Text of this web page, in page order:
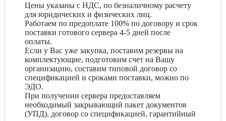
Цены указаны с НДС, по безналичному расчету
для юридических и физических лиц.
Работаем по предоплате 100% по договору и срок
поставки готового сервера 4-5 дней после
оплаты.
Если у Вас уже закупка, поставим резервы на
комплектующие, подготовим счет на Вашу
организацию, составим типовой договор со
спецификацией и сроками поставки, можно по
ЭДО.
При получении сервера предоставляем
необходимый закрывающий пакет документов
(УПД), договор со спецификацией, гарантийный